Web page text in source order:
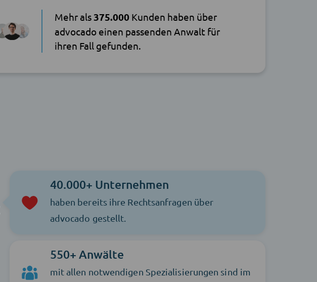
Mehr als375.000 Kunden haben über
advocado einen passenden Anwalt für
ihren Fall gefunden.
40.000+ Unternehmen
haben bereits ihre Rechtsanfragen über
advocado gestellt.
550+ Anwälte
mit allen notwendigen Spezialisierungen sind im